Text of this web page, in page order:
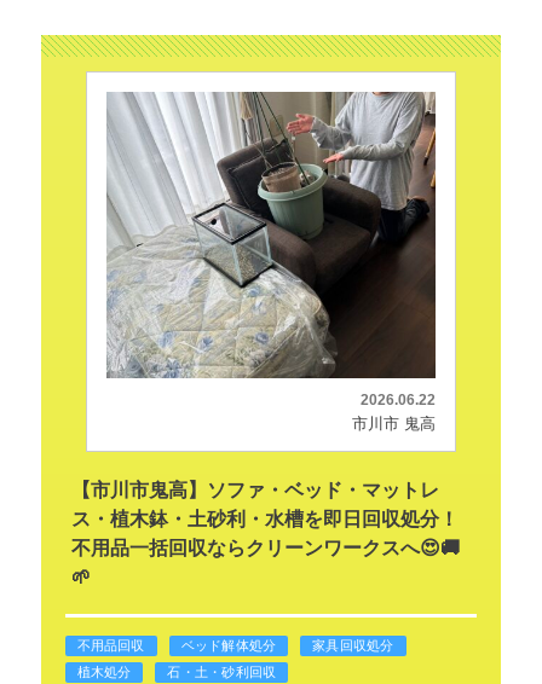
2026.06.22
市川市 鬼高
【市川市鬼高】ソファ・ベッド・マットレ
ス・植木鉢・土砂利・水槽を即日回収処分！
不用品一括回収ならクリーンワークスへ😍🚚
🌱
不用品回収 ベッド解体処分
家具回収処分
植木処分
石・土・砂利回収